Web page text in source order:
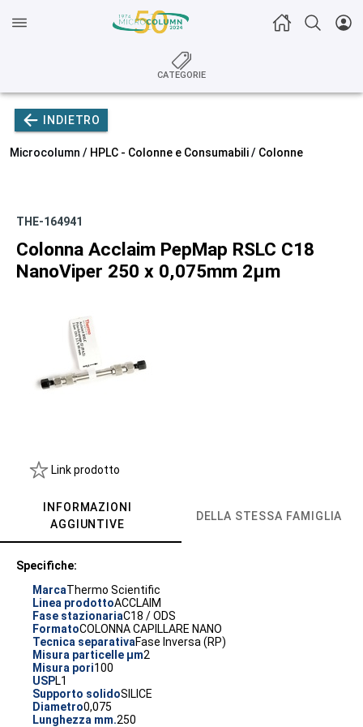
CATEGORIE
INDIETRO
Microcolumn / HPLC - Colonne e Consumabili/ Colonne
THE-164941
Colonna Acclaim PepMap RSLC C18
NanoViper 250 x 0,075mm 2µm
Link prodotto
INFORMAZIONI
AGGIUNTIVE
DELLA STESSA FAMIGLIA
Specifiche:
MarcaThermo Scientific
Linea prodottoACCLAIM
Fase stazionariaC18 / ODS
FormatoCOLONNA CAPILLARE NANO
Tecnica separativaFase Inversa (RP)
Misura particelle µm2
Misura pori100
USPL1
Supporto solidoSILICE
Diametro0,075
Lunghezza mm.250